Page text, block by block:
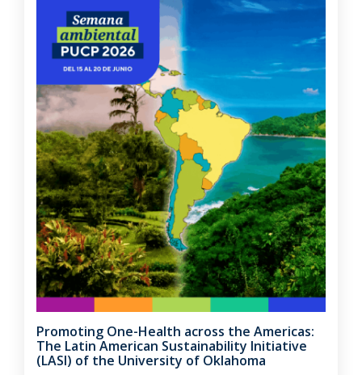
Promoting One-Health across the Americas:
The Latin American Sustainability Initiative
(LASI) of the University of Oklahoma